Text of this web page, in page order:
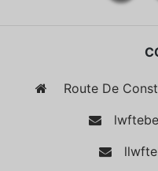
Route De